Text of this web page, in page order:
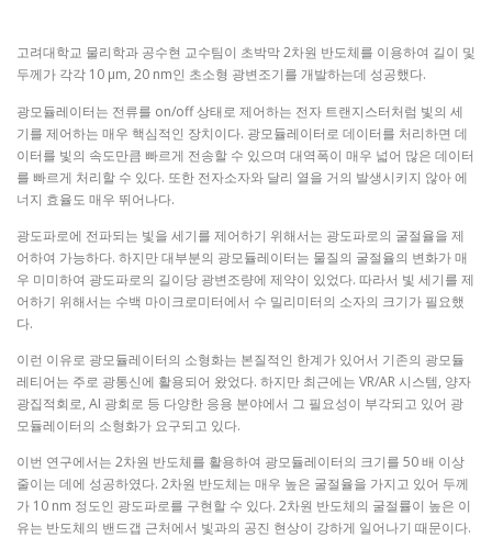
고려대학교 물리학과 공수현 교수팀이 초박막 2차원 반도체를 이용하여 길이 및
두께가 각각 10 μm, 20 nm인 초소형 광변조기를 개발하는데 성공했다.
광모듈레이터는 전류를 on/off 상태로 제어하는 전자 트랜지스터처럼 빛의 세
기를 제어하는 매우 핵심적인 장치이다. 광모듈레이터로 데이터를 처리하면 데
이터를 빛의 속도만큼 빠르게 전송할 수 있으며 대역폭이 매우 넓어 많은 데이터
를 빠르게 처리할 수 있다. 또한 전자소자와 달리 열을 거의 발생시키지 않아 에
너지 효율도 매우 뛰어나다.
광도파로에 전파되는 빛을 세기를 제어하기 위해서는 광도파로의 굴절율을 제
어하여 가능하다. 하지만 대부분의 광모듈레이터는 물질의 굴절율의 변화가 매
우 미미하여 광도파로의 길이당 광변조량에 제약이 있었다. 따라서 빛 세기를 제
어하기 위해서는 수백 마이크로미터에서 수 밀리미터의 소자의 크기가 필요했
다.
이런 이유로 광모듈레이터의 소형화는 본질적인 한계가 있어서 기존의 광모듈
레티어는 주로 광통신에 활용되어 왔었다. 하지만 최근에는 VR/AR 시스템, 양자
광집적회로, AI 광회로 등 다양한 응용 분야에서 그 필요성이 부각되고 있어 광
모듈레이터의 소형화가 요구되고 있다.
이번 연구에서는 2차원 반도체를 활용하여 광모듈레이터의 크기를 50 배 이상
줄이는 데에 성공하였다. 2차원 반도체는 매우 높은 굴절율을 가지고 있어 두께
가 10 nm 정도인 광도파로를 구현할 수 있다. 2차원 반도체의 굴절률이 높은 이
유는 반도체의 밴드갭 근처에서 빛과의 공진 현상이 강하게 일어나기 때문이다.